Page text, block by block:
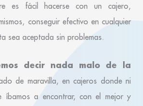
es fácil hacerse con un cajero,
conseguir efectivo en cualquier
sea aceptada sin problemas.
decir nada malo de la
de maravilla, en cajeros donde ni
íbamos a encontrar, con el mejor y